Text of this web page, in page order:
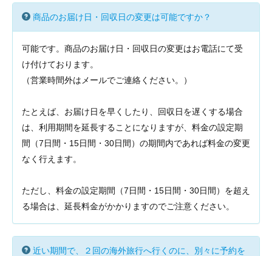
商品のお届け日・回収日の変更は可能ですか？
可能です。商品のお届け日・回収日の変更はお電話にて受
け付けております。
（営業時間外はメールでご連絡ください。）
たとえば、お届け日を早くしたり、回収日を遅くする場合
は、利用期間を延長することになりますが、料金の設定期
間（7日間・15日間・30日間）の期間内であれば料金の変更
なく行えます。
ただし、料金の設定期間（7日間・15日間・30日間）を超え
る場合は、延長料金がかかりますのでご注意ください。
近い期間で、２回の海外旅行へ行くのに、別々に予約を